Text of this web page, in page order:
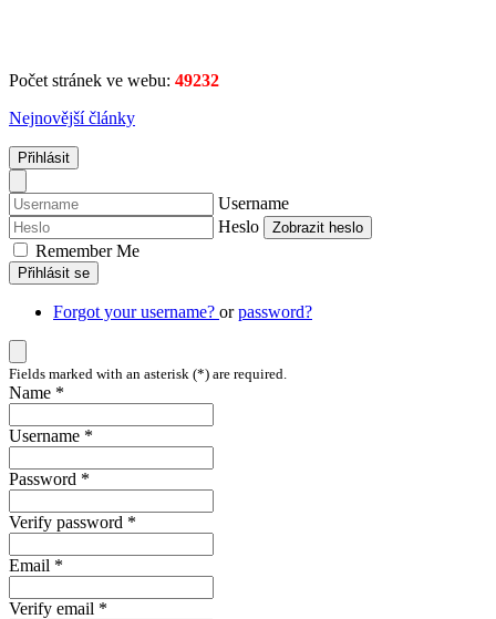
Počet stránek ve webu: 49232
Nejnovější články
Přihlásit
Username
Heslo
Zobrazit heslo
Remember Me
Přihlásit se
Forgot your username? orpassword?
Fields marked with an asterisk (*) are required.
Name *
Username *
Password *
Verify password *
Email *
Verify email *